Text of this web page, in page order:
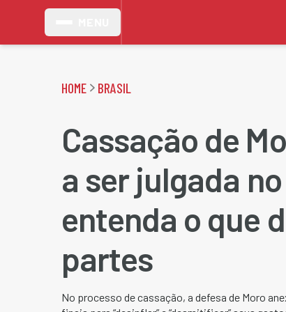
HOME BRASIL
Cassação de
a ser julgada
entenda o que
partes
No processo de cassação, a defesa de Moro